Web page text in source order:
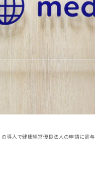
導入で健康経営優良法人の申請に寄与